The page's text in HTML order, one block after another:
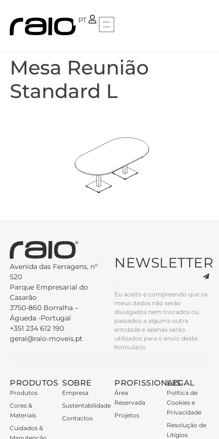
PT
FR
Mesa Reunião
Standard L
Avenida das Ferragens, nº
520
Parque Empresarial do
Casarão
3750-860 Borralha –
Águeda -Portugal
+351 234 612 190
geral@raio-moveis.pt
NEWSLETTER
Eu aceito e compreendo que os
meus dados não serão
divulgados nem trocados ou
passados a alguma outra
entidade e apenas serão
utilizados para o envio deste
formulário.
PRODUTOS
Produtos
Cores &
Materiais
Cuidados &
SOBRE
Empresa
Sustentabilidade
Contactos
PROFISSIONAIS
Área
Reservada
Projetos
LEGAL
Política de
Cookies e
Privacidade
Resolução de
Litígios